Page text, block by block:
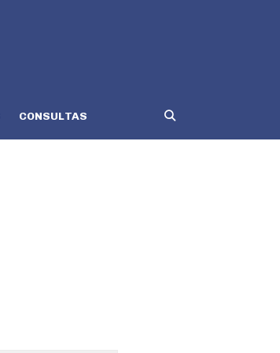
CONSULTAS